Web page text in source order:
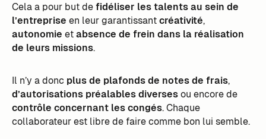
Cela a pour but defidéliser les talents au sein de
l’entreprise en leur garantissantcréativité,
autonomie etabsence de frein dans la réalisation
de leurs missions.
Il n’y a donc plus de plafonds de notes de frais,
d’autorisations préalables diversesou encore de
contrôle concernant les congés. Chaque
collaborateur est libre de faire comme bon lui semble.